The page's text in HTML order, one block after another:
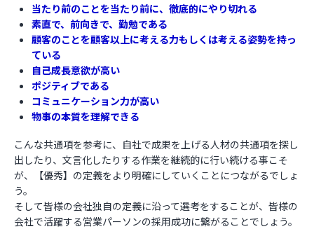
当たり前のことを当たり前に、徹底的にやり切れる
素直で、前向きで、勤勉である
顧客のことを顧客以上に考える力もしくは考える姿勢を持っ
ている
自己成長意欲が高い
ポジティブである
コミュニケーション力が高い
物事の本質を理解できる
こんな共通項を参考に、自社で成果を上げる人材の共通項を探し
出したり、文言化したりする作業を継続的に行い続ける事こそ
が、【優秀】の定義をより明確にしていくことにつながるでしょ
う。
そして皆様の会社独自の定義に沿って選考をすることが、皆様の
会社で活躍する営業パーソンの採用成功に繋がることでしょう。